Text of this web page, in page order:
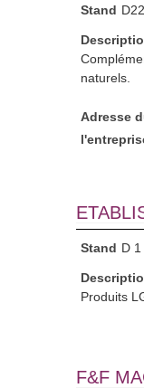
Stand D22
naturels.
Adresse
Stand D 1
Produits
F&F